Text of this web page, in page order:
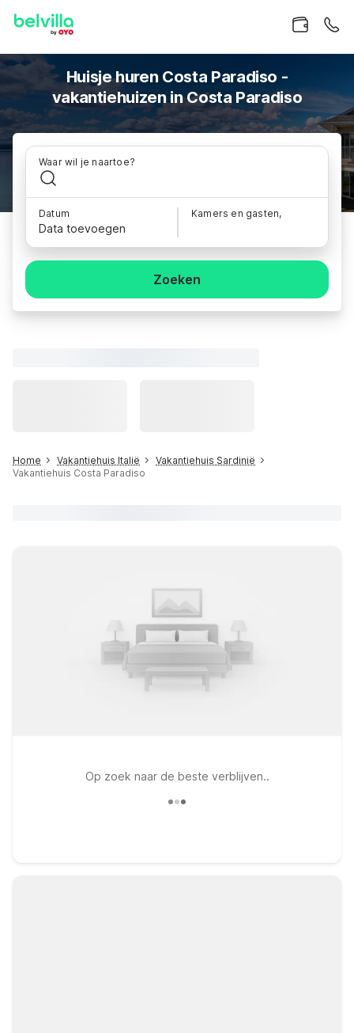
Huisje huren Costa Paradiso -
vakantiehuizen in Costa Paradiso
Waar wil je naartoe?
Datum
Data toevoegen
Kamers en gasten,
Zoeken
Home Vakantiehuis Italië
Vakantiehuis Sardinië
Vakantiehuis Costa Paradiso
Op zoek naar de beste verblijven..